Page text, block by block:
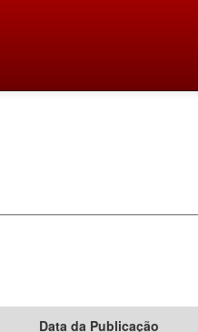
Data da Publicação